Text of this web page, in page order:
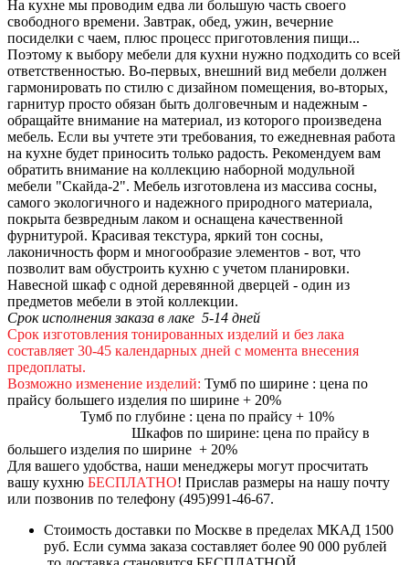
На кухне мы проводим едва ли большую часть своего
свободного времени. Завтрак, обед, ужин, вечерние
посиделки с чаем, плюс процесс приготовления пищи...
Поэтому к выбору мебели для кухни нужно подходить со всей
ответственностью. Во-первых, внешний вид мебели должен
гармонировать по стилю с дизайном помещения, во-вторых,
гарнитур просто обязан быть долговечным и надежным -
обращайте внимание на материал, из которого произведена
мебель. Если вы учтете эти требования, то ежедневная работа
на кухне будет приносить только радость. Рекомендуем вам
обратить внимание на коллекцию наборной модульной
мебели "Скайда-2". Мебель изготовлена из массива сосны,
самого экологичного и надежного природного материала,
покрыта безвредным лаком и оснащена качественной
фурнитурой. Красивая текстура, яркий тон сосны,
лаконичность форм и многообразие элементов - вот, что
позволит вам обустроить кухню с учетом планировки.
Навесной шкаф с одной деревянной дверцей - один из
предметов мебели в этой коллекции.
Срок исполнения заказа в лаке 5-14 дней
Срок изготовления тонированных изделий и без лака
составляет 30-45 календарных дней с момента внесения
предоплаты.
Возможно изменение изделий: Тумб по ширине : цена по
прайсу большего изделия по ширине + 20%
Тумб по глубине : цена по прайсу + 10%
Шкафов по ширине: цена по прайсу в
большего изделия по ширине + 20%
Для вашего удобства, наши менеджеры могут просчитать
вашу кухню БЕСПЛАТНО! Прислав размеры на нашу почту
или позвонив по телефону (495)991-46-67.
Стоимость доставки по Москве в пределах МКАД 1500
руб. Если сумма заказа составляет более 90 000 рублей